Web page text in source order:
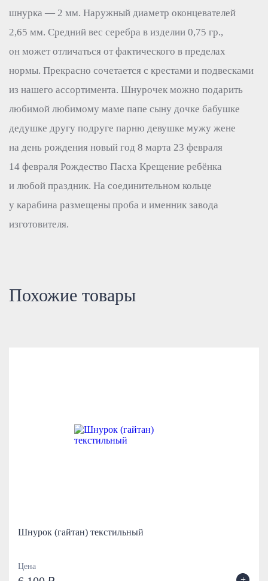
шнурка — 2 мм. Наружный диаметр оконцевателей
2,65 мм. Средний вес серебра в изделии 0,75 гр.,
он может отличаться от фактического в пределах
нормы. Прекрасно сочетается с крестами и подвесками
из нашего ассортимента. Шнурочек можно подарить
любимой любимому маме папе сыну дочке бабушке
дедушке другу подруге парню девушке мужу жене
на день рождения новый год 8 марта 23 февраля
14 февраля Рождество Пасха Крещение ребёнка
и любой праздник. На соединительном кольце
у карабина размещены проба и именник завода
изготовителя.
Похожие товары
Шнурок (гайтан) текстильный
Цена